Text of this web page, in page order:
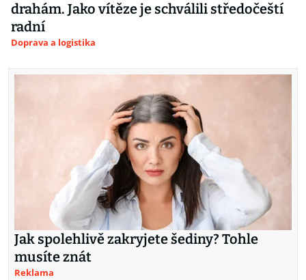
drahám. Jako vítěze je schválili středočeští
radní
Doprava a logistika
Jak spolehlivě zakryjete šediny? Tohle
musíte znát
Reklama